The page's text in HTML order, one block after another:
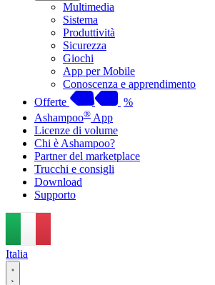
Multimedia
Sistema
Produttività
Sicurezza
Giochi
App per Mobile
Conoscenza e apprendimento
Offerte
%
Ashampoo® App
Licenze di volume
Chi è Ashampoo?
Partner del marketplace
Trucchi e consigli
Download
Supporto
Italia